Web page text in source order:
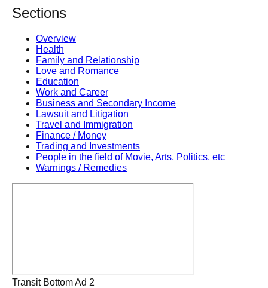
Sections
Overview
Health
Family and Relationship
Love and Romance
Education
Work and Career
Business and Secondary Income
Lawsuit and Litigation
Travel and Immigration
Finance / Money
Trading and Investments
People in the field of Movie, Arts, Politics, etc
Warnings / Remedies
Transit Bottom Ad 2